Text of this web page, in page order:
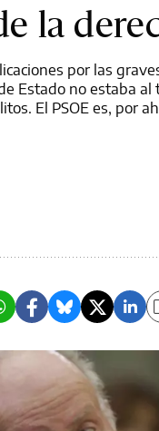
la
por las
Estado no estaba
El PSOE es, por